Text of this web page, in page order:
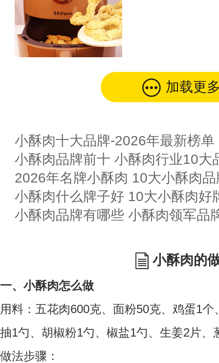
加载更
小酥肉十大品牌-2026年最新榜单
小酥肉品牌前十 小酥肉行业10大
2026年名牌小酥肉 10大小酥肉
小酥肉什么牌子好 10大小酥肉好
小酥肉品牌有哪些 小酥肉领军品
小酥肉的
一、小酥肉怎么做
用料：五花肉600克、面粉50克、鸡蛋1
抽1勺、胡椒粉1勺、椒盐1勺、生姜2片、
做法步骤：